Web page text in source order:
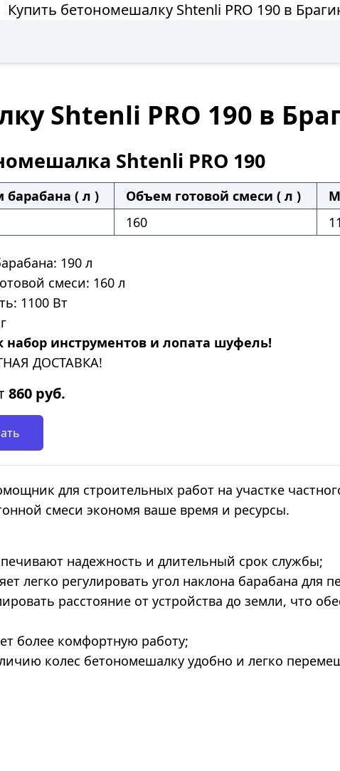
Купить бетономешалку Shtenli PRO 190 в
Shtenli PRO 190 в
Shtenli PRO 190
барабана ( л ) Объем готовой смеси ( л )
160
190 л
смеси: 160 л
1100 Вт
набор инструментов и лопата шуфель!
ДОСТАВКА!
860 руб.
для строительных работ на участке
смеси экономя ваше время и ресурсы.
надежность и длительный срок службы;
легко регулировать угол наклона барабана для
расстояние от устройства до земли, что
более комфортную работу;
колес бетономешалку удобно и легко